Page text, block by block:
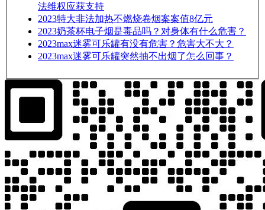
法维权应获支持
2023特大非法加热不燃烧卷烟案案值8亿元
2023奶茶杯电子烟是毒品吗？对身体有什么危害？
2023max迷雾可乐罐有没有危害？危害大不大？
2023max迷雾可乐罐突然抽不出烟了怎么回事？